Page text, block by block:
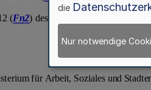
die
Nur notwendige